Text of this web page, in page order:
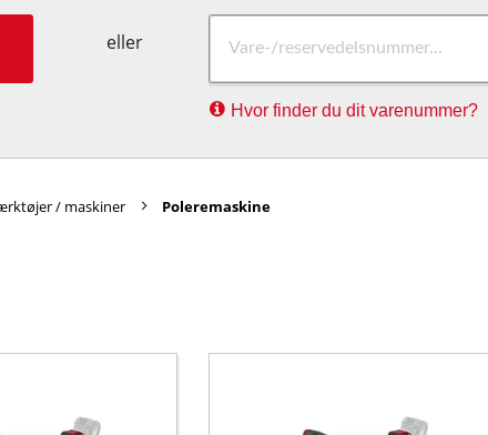
Akku-græstrimmer
Elektrisk græstrimmer
Benzindrevet græstrimmer
Akku-buskrydder
Akku-hækkeklipper
eller
Hvor finder du dit varenummer?
/ maskiner Poleremaskine